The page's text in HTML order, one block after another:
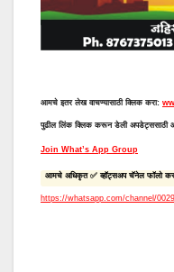
आमचे इतर लेख वाचण्यासाठी क्लिक करा:
पुढील लिंक क्लिक करून डेली अपडेट्ससाठी
Join What’s App Group
आमचे अधिकृत ✅ व्हॉट्सअप चॅनेल फॉलो
https://whatsapp.com/channel/